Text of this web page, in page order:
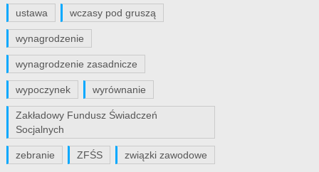
ustawa wczasy pod gruszą
wynagrodzenie
wynagrodzenie zasadnicze
wypoczynek wyrównanie
Zakładowy Fundusz Świadczeń
Socjalnych
zebranie ZFŚS związki zawodowe